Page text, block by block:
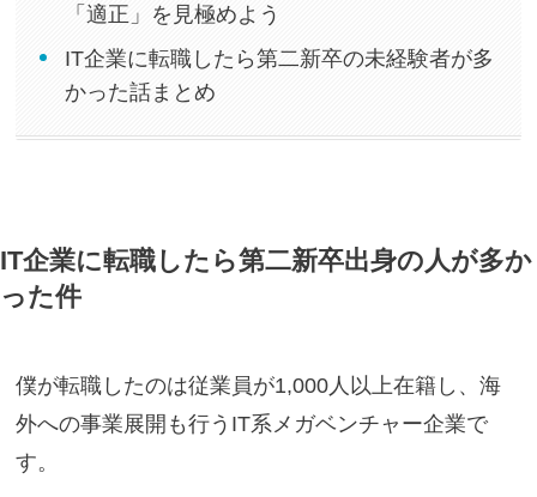
「適正」を見極めよう
IT企業に転職したら第二新卒の未経験者が多
かった話まとめ
IT企業に転職したら第二新卒出身の人が多か
った件
僕が転職したのは従業員が1,000人以上在籍し、海
外への事業展開も行うIT系メガベンチャー企業で
す。